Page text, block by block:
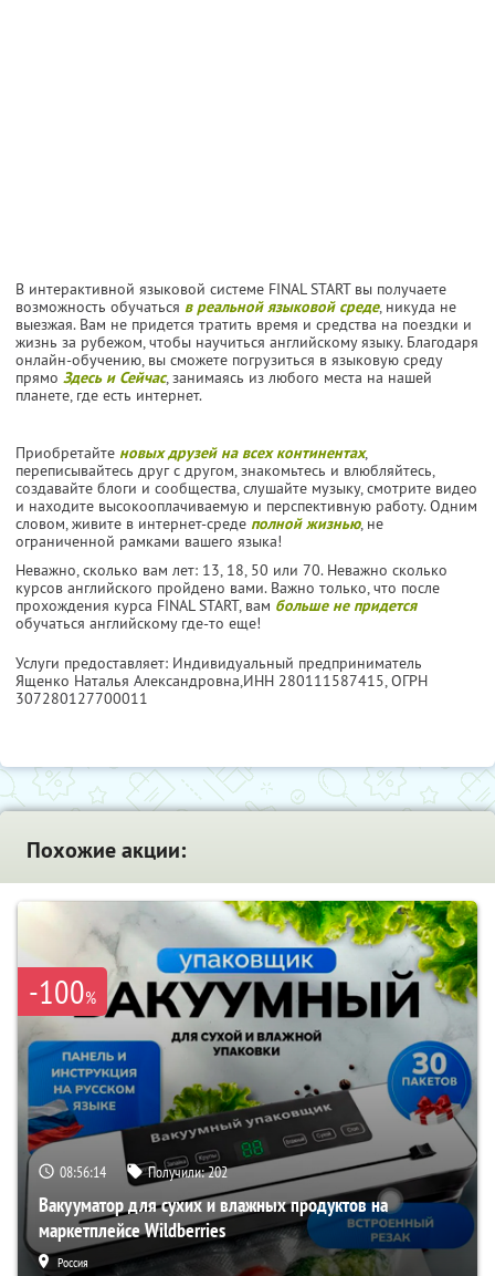
В интерактивной языковой системе FINAL START вы получаете
возможность обучаться в реальной языковой среде, никуда не
выезжая. Вам не придется тратить время и средства на поездки и
жизнь за рубежом, чтобы научиться английскому языку. Благодаря
онлайн-обучению, вы сможете погрузиться в языковую среду
прямо Здесь и Сейчас, занимаясь из любого места на нашей
планете, где есть интернет.
Приобретайте новых друзей на всех континентах,
переписывайтесь друг с другом, знакомьтесь и влюбляйтесь,
создавайте блоги и сообщества, слушайте музыку, смотрите видео
и находите высокооплачиваемую и перспективную работу. Одним
словом, живите в интернет-среде полной жизнью, не
ограниченной рамками вашего языка!
Неважно, сколько вам лет: 13, 18, 50 или 70. Неважно сколько
курсов английского пройдено вами. Важно только, что после
прохождения курса FINAL START, вам больше не придется
обучаться английскому где-то еще!
Услуги предоставляет: Индивидуальный предприниматель
Ященко Наталья Александровна,ИНН 280111587415, ОГРН
307280127700011
Похожие акции:
-100%
08:56:12 Получили:202
Вакууматор для сухих и влажных продуктов на
маркетплейсе Wildberries
Россия